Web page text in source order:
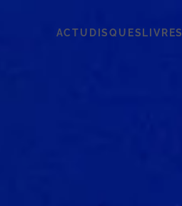
ACTU DISQUES LIVRES